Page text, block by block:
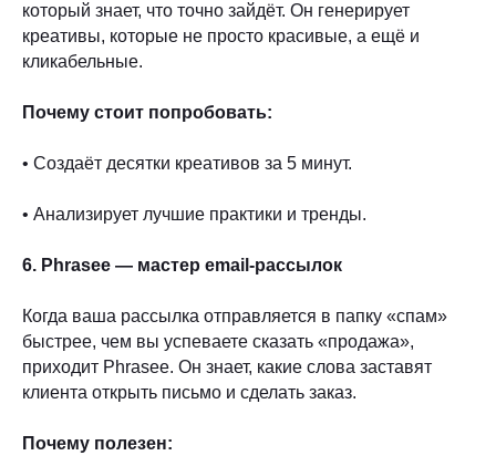
который знает, что точно зайдёт. Он генерирует
креативы, которые не просто красивые, а ещё и
кликабельные.
Почему стоит попробовать:
• Создаёт десятки креативов за 5 минут.
• Анализирует лучшие практики и тренды.
6. Phrasee — мастер email-рассылок
Когда ваша рассылка отправляется в папку «спам»
быстрее, чем вы успеваете сказать «продажа»,
приходит Phrasee. Он знает, какие слова заставят
клиента открыть письмо и сделать заказ.
Почему полезен: